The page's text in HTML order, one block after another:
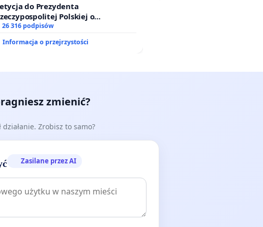
do Prezydenta
Polskiej o
zawetowanie ustawy „Lex Szarlatan”
26 316 podpisów
Informacja o przejrzystości
zmienić?
Zrobisz to samo?
Zasilane przez AI